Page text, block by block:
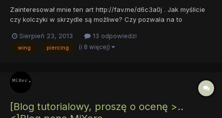
Zainteresował mnie ten art http://fav.me/d6c3a0j . Jak myślicie
czy kolczyki w skrzydle są możliwe? Czy pozwala na to
(anatomia skrzydła niech tu się nie wlicza)? Wg mnie patrząc na
x-ray skrzydła RD w "Read it and weep" każde większe pi...
Sierpień 23, 2013 13 odpowiedzi
wing piercing (i 8 więcej)
[Blog tutorialowy, proszę o ocenę >..